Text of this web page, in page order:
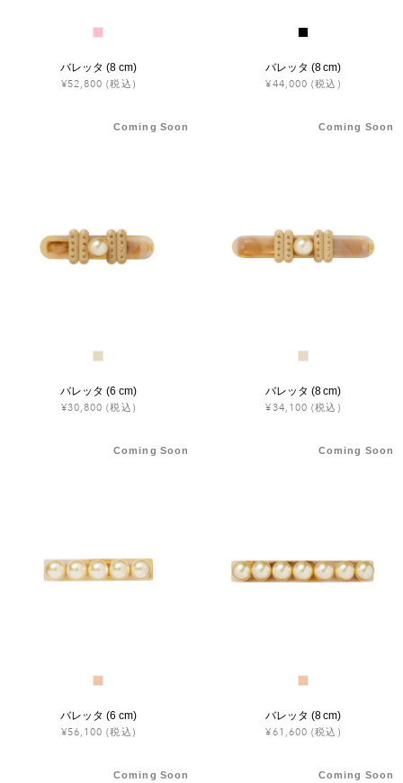
バレッタ (8 cm)
¥52,800 (税込)
バレッタ (8 cm)
¥44,000 (税込)
Coming Soon
バレッタ (6 cm)
¥30,800 (税込)
Coming Soon
バレッタ (8 cm)
¥34,100 (税込)
Coming Soon
バレッタ (6 cm)
¥56,100 (税込)
Coming Soon
バレッタ (8 cm)
¥61,600 (税込)
Coming Soon Coming Soon